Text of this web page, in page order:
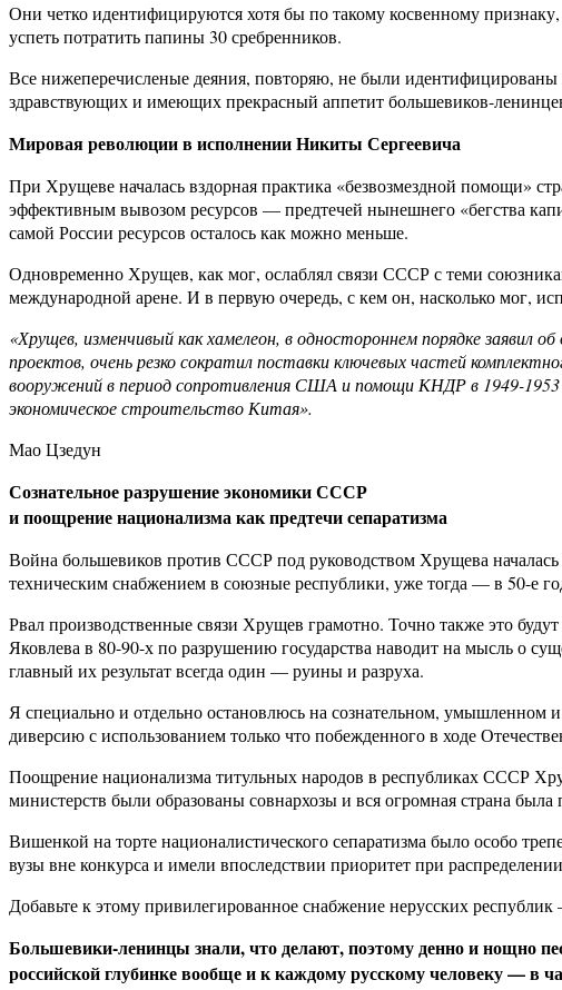
Они четко идентифицируются хотя бы по такому косвенному
успеть потратить папины 30 сребренников.
Все нижеперечисленые деяния, повторяю, не были
здравствующих и имеющих прекрасный аппетит большевиков-
Мировая революции в исполнении Никиты Сергеевича
При Хрущеве началась вздорная практика «безвозмездной помощи»
эффективным вывозом ресурсов — предтечей нынешнего «бегства
самой России ресурсов осталось как можно меньше.
Одновременно Хрущев, как мог, ослаблял связи СССР с теми
международной арене. И в первую очередь, с кем он, насколько мог,
«Хрущев, изменчивый как хамелеон, в одностороннем порядке заявил
проектов, очень резко сократил поставки ключевых частей
вооружений в период сопротивления США и помощи КНДР в 1949-1953
экономическое строительство Китая».
Мао Цзедун
Сознательное разрушение экономики СССР
и поощрение национализма как предтечи сепаратизма
Война большевиков против СССР под руководством Хрущева
техническим снабжением в союзные республики, уже тогда — в 50-е
Рвал производственные связи Хрущев грамотно. Точно также это
Яковлева в 80-90-х по разрушению государства наводит на мысль о
главный их результат всегда один — руины и разруха.
Я специально и отдельно остановлюсь на сознательном,
диверсию с использованием только что побежденного в ходе
Поощрение национализма титульных народов в республиках СССР
министерств были образованы совнархозы и вся огромная страна
Вишенкой на торте националистического сепаратизма было особо
вузы вне конкурса и имели впоследствии приоритет при
Добавьте к этому привилегированное снабжение нерусских
Большевики-ленинцы знали, что делают, поэтому денно и нощно
российской глубинке вообще и к каждому русскому человеку — в